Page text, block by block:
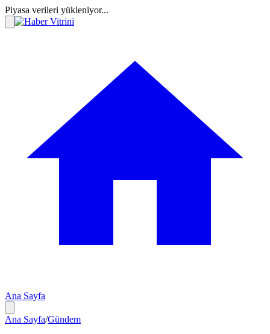
Piyasa verileri yükleniyor...
Ana Sayfa
Ana Sayfa/Gündem